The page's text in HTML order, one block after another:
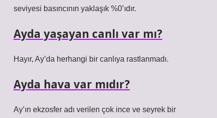
seviyesi basıncının yaklaşık %0’ıdır.
Ayda yaşayan canlı var mı?
Hayır, Ay’da herhangi bir canlıya rastlanmadı.
Ayda hava var mıdır?
Ay’ın ekzosfer adı verilen çok ince ve seyrek bir